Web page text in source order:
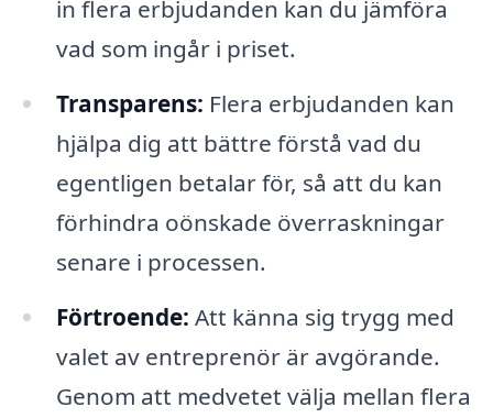
in flera erbjudanden kan du jämföra
vad som ingår i priset.
Transparens: Flera erbjudanden kan
hjälpa dig att bättre förstå vad du
egentligen betalar för, så att du kan
förhindra oönskade överraskningar
senare i processen.
Förtroende: Att känna sig trygg med
valet av entreprenör är avgörande.
Genom att medvetet välja mellan flera